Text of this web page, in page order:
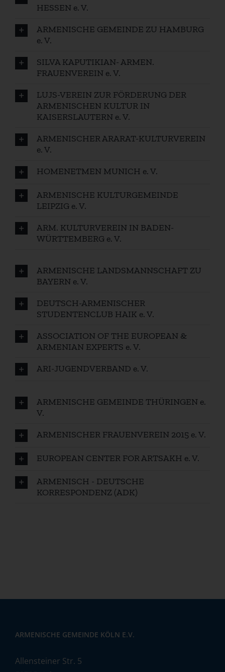
HESSEN e. V.
ARMENISCHE GEMEINDE ZU HAMBURG
e. V.
SILVA KAPUTIKIAN- ARMEN.
FRAUENVEREIN e. V.
LUJS-VEREIN ZUR FÖRDERUNG DER
ARMENISCHEN KULTUR IN
KAISERSLAUTERN e. V.
ARMENISCHER ARARAT-KULTURVEREIN
e. V.
HOMENETMEN MUNICH e. V.
ARMENISCHE KULTURGEMEINDE
LEIPZIG e. V.
ARM. KULTURVEREIN IN BADEN-
WÜRTTEMBERG e. V.
ARMENISCHE LANDSMANNSCHAFT ZU
BAYERN e. V.
DEUTSCH-ARMENISCHER
STUDENTENCLUB HAIK e. V.
ASSOCIATION OF THE EUROPEAN &
ARMENIAN EXPERTS e. V.
ARI-JUGENDVERBAND e. V.
ARMENISCHE GEMEINDE THÜRINGEN e.
V.
ARMENISCHER FRAUENVEREIN 2015 e. V.
EUROPEAN CENTER FOR ARTSAKH e. V.
ARMENISCH - DEUTSCHE
KORRESPONDENZ (ADK)
ARMENISCHE GEMEINDE KÖLN E.V.
Allensteiner Str. 5